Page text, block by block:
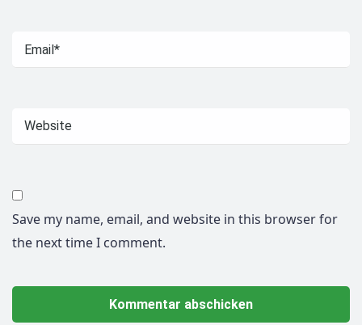
Save my name, email, and website in this browser for
the next time I comment.